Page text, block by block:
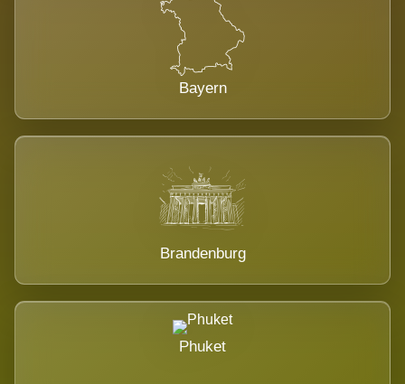
Bayern
Brandenburg
Phuket